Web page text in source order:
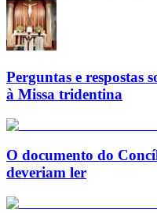
Perguntas e respostas
à Missa tridentina
O documento do
deveriam ler